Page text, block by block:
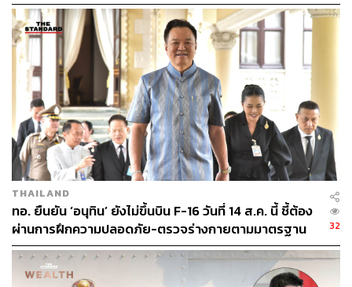
กองบรรณาธิการ THE STANDARD
ABOUT THE PHOTOGRAPHER
ณาฌารัฐ ภักดีอาสา
ช่างภาพข่าว ประจำสำนักข่าว THE
STANDARD
THAILAND
ทอ. ยืนยัน ‘อนุทิน’ ยังไม่ขึ้นบิน F-16 วันที่ 14 ส.ค. นี้ ชี้ต้อง
ผ่านการฝึกความปลอดภัย-ตรวจร่างกายตามมาตรฐาน
ก่อน
32